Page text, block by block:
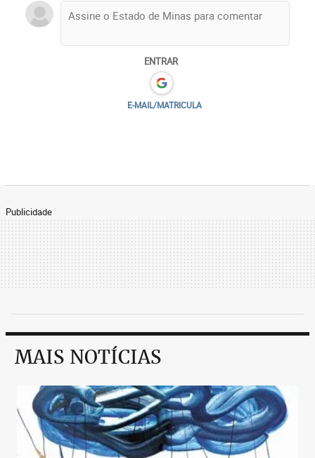
ENTRAR
E-MAIL/MATRICULA
Publicidade
MAIS NOTÍCIAS